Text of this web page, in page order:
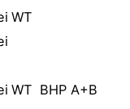
WT
WT BHP A+B